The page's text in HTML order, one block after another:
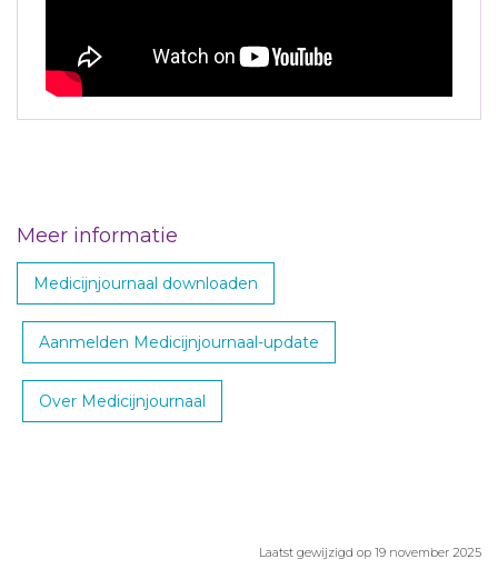
Meer informatie
Medicijnjournaal downloaden
Aanmelden Medicijnjournaal-update
Over Medicijnjournaal
Laatst gewijzigd op 19 november 2025